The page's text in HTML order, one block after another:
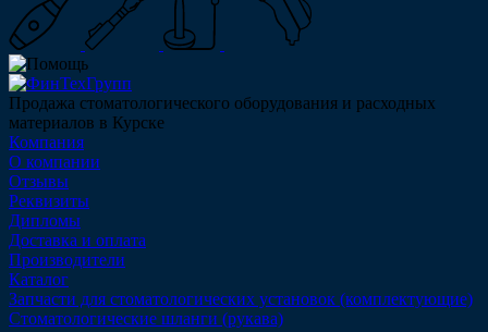
Продажа стоматологического оборудования и расходных
материалов в Курске
Компания
О компании
Отзывы
Реквизиты
Дипломы
Доставка и оплата
Производители
Каталог
Запчасти для стоматологических установок (комплектующие)
Стоматологические шланги (рукава)